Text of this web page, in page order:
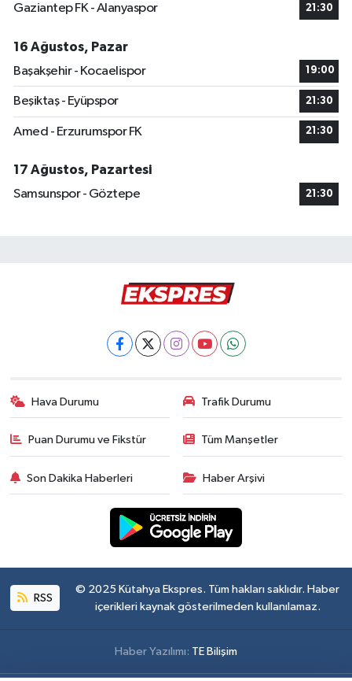
Gaziantep FK - Alanyaspor 21:30
16 Ağustos, Pazar
Başakşehir - Kocaelispor
19:00
Beşiktaş - Eyüpspor 21:30
Amed - Erzurumspor FK 21:30
17 Ağustos, Pazartesi
Samsunspor - Göztepe
21:30
Hava Durumu Trafik Durumu
Puan Durumu ve Fikstür Tüm Manşetler
Son Dakika Haberleri Haber Arşivi
RSS
© 2025 Kütahya Ekspres. Tüm hakları saklıdır. Haber
içerikleri kaynak gösterilmeden kullanılamaz.
Haber Yazılımı: TE Bilişim